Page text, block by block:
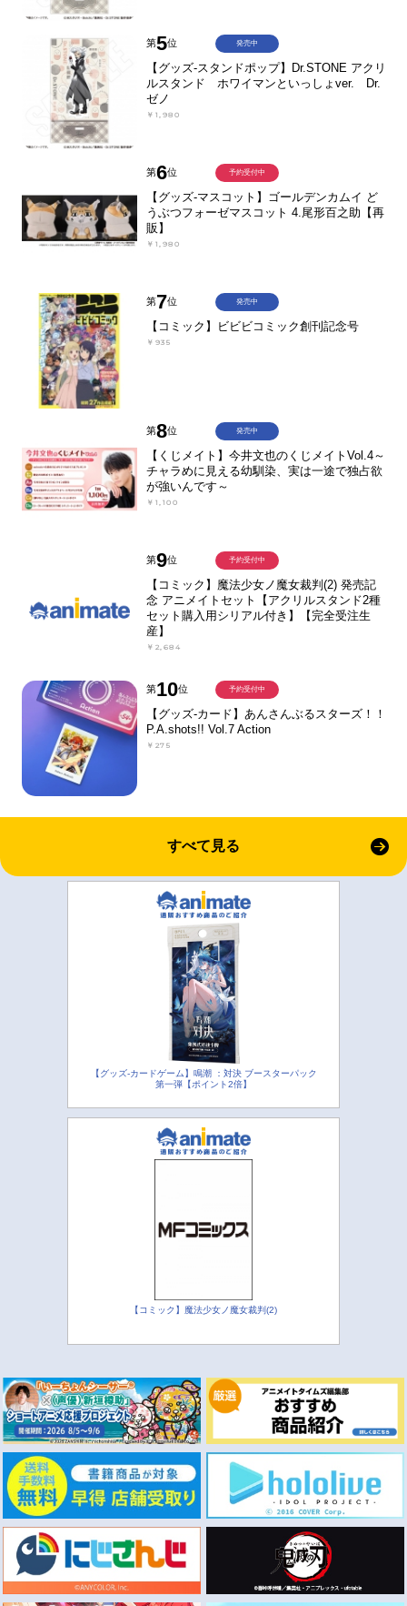
第5位
【グッズ-スタンドポップ】Dr.STONE アクリ
ルスタンド ホワイマンといっしょver. Dr.
ゼノ
￥1,980
発売中
第6位
【グッズ-マスコット】ゴールデンカムイ ど
うぶつフォーゼマスコット 4.尾形百之助【再
販】
￥1,980
予約受付中
第7位
【コミック】ビビビコミック創刊記念号
￥935
発売中
第8位
【くじメイト】今井文也のくじメイトVol.4～
チャラめに見える幼馴染、実は一途で独占欲
が強いんです～
￥1,100
発売中
第9位
【コミック】魔法少女ノ魔女裁判(2) 発売記
念 アニメイトセット【アクリルスタンド2種
セット購入用シリアル付き】【完全受注生
産】
￥2,684
予約受付中
第10位
【グッズ-カード】あんさんぶるスターズ！！
P.A.shots!! Vol.7 Action
￥275
予約受付中
すべて見る
【グッズ-カードゲーム】鳴潮 ：対決 ブースターパック
第一弾【ポイント2倍】
【コミック】魔法少女ノ魔女裁判(2)